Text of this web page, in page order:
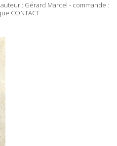
: Gérard Marcel - commande :
CONTACT